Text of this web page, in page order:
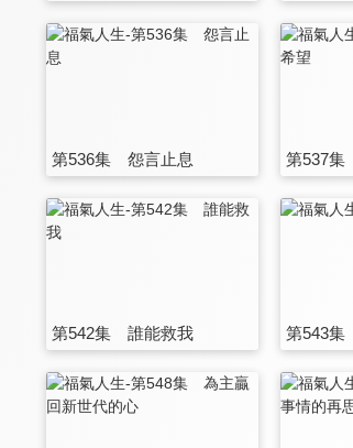
第536集 怨言止息 第537
第542集 誰能救我 第543